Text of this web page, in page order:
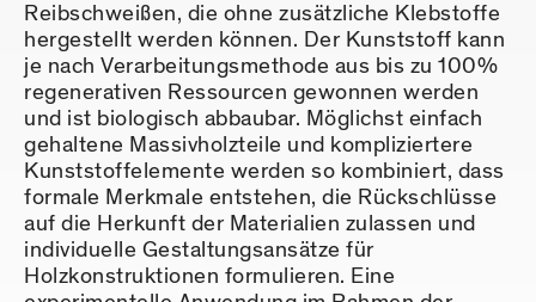
Reibschweißen, die ohne zusätzliche Klebstoffe
hergestellt werden können. Der Kunststoff kann
je nach Verarbeitungsmethode aus bis zu 100%
regenerativen Ressourcen gewonnen werden
und ist biologisch abbaubar. Möglichst einfach
gehaltene Massivholzteile und kompliziertere
Kunststoffelemente werden so kombiniert, dass
formale Merkmale entstehen, die Rückschlüsse
auf die Herkunft der Materialien zulassen und
individuelle Gestaltungsansätze für
Holzkonstruktionen formulieren. Eine